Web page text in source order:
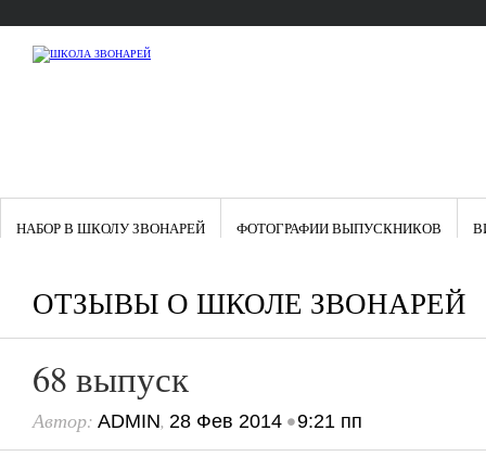
НАБОР В ШКОЛУ ЗВОНАРЕЙ ФОТОГРАФИИ ВЫПУСКНИКОВ
ОТЗЫВЫ О ШКОЛЕ ЗВОНАРЕЙ
68 выпуск
Автор: ADMIN, 28 Фев 2014 •9:21 пп